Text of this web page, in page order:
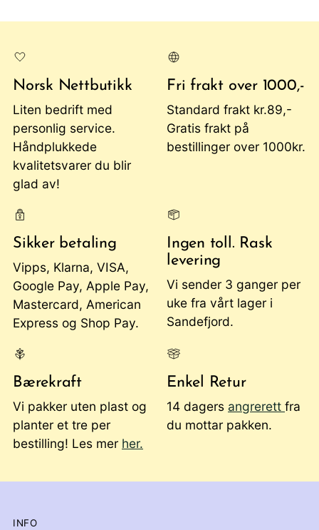
Norsk Nettbutikk
Liten bedrift med
personlig service.
Håndplukkede
kvalitetsvarer du blir
glad av!
Fri frakt over 1000,-
Standard frakt kr.89,-
Gratis frakt på
bestillinger over 1000kr.
Sikker betaling
Vipps, Klarna, VISA,
Google Pay, Apple Pay,
Mastercard, American
Express og Shop Pay.
Ingen toll. Rask
levering
Vi sender 3 ganger per
uke fra vårt lager i
Sandefjord.
Bærekraft
Vi pakker uten plast og
planter et tre per
bestilling! Les mer her.
Enkel Retur
14 dagers angrerett fra
du mottar pakken.
INFO